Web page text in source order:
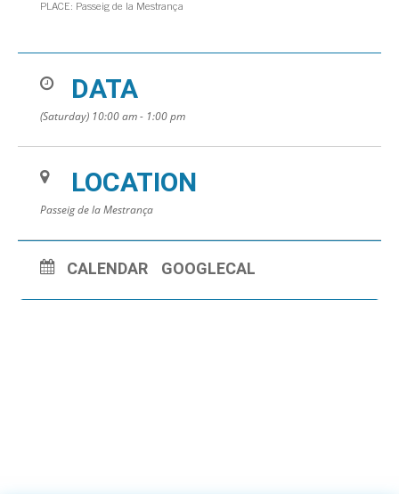
PLACE: Passeig de la Mestrança
DATA
(Saturday) 10:00 am - 1:00 pm
LOCATION
Passeig de la Mestrança
CALENDAR GOOGLECAL